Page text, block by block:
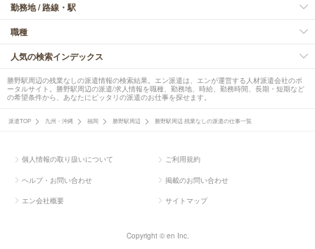
勤務地 / 路線・駅
職種
人気の検索インデックス
勝野駅周辺の残業なしの派遣情報の検索結果。エン派遣は、エンが運営する人材派遣会社のポ
ータルサイト。勝野駅周辺の派遣/求人情報を職種、勤務地、時給、勤務時間、長期・短期など
の希望条件から、あなたにピッタリの派遣のお仕事を探せます。
派遣TOP 九州・沖縄 福岡 勝野駅周辺 勝野駅周辺 残業なしの派遣の仕事一覧
個人情報の取り扱いについて ご利用規約
ヘルプ・お問い合わせ 掲載のお問い合わせ
エン会社概要 サイトマップ
Copyright © en Inc.